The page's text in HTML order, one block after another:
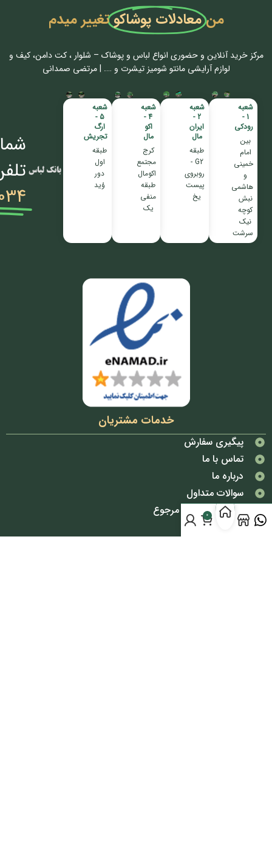
منمعادلات پوشاکوتغییر میدم
مرکز خرید آنلاین و حضوری انواع لباس‌ و پوشاک – شلوار ، کت دامن، کیف و
لوازم آرایشی مانتو شومیز تیشرت و …. | مرتضی صمدانی
شعبه
1 -
رودکی
بین
امام
خمینی
و
هاشمی
نبش
کوچه
نیک
سرشت
شعبه
2 -
ایران
مال
طبقه
G2 -
روبروی
پیست
یخ
شعبه
4 -
اکو
مال
کرج
مجتمع
اکومال
طبقه
منفی
یک
شعبه
5 -
ارگ
تجریش
طبقه
اول
دور
وُید
خدمات مشتریان
پیگیری سفارش
تماس با ما
درباره ما
سوالات متداول
شرایط تعویض و مرجوع
قوانین و مقررات
0